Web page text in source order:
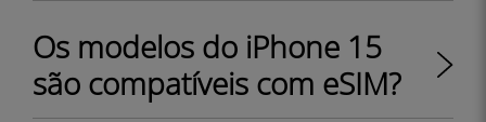
Os modelos do iPhone 15
são compatíveis com eSIM?